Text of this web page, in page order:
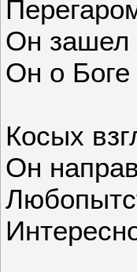
Он зашел
Он о
Косых
Он